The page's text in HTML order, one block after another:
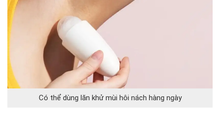
Có thể dùng lăn khử mùi hôi nách hàng ngày